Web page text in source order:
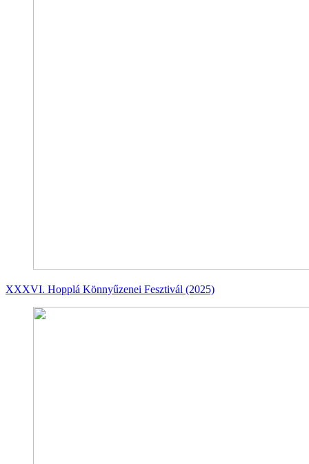
XXXVI. Hopplá Könnyűzenei Fesztivál (2025)